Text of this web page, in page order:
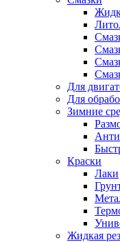
Для
Для
Зимние
Краски
Лаки
Жидкая